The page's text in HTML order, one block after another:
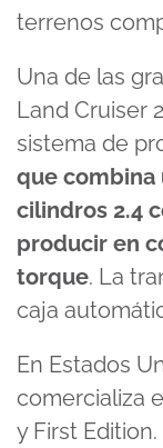
terrenos
Una de las
Land Cruiser
sistema de
que
cilindros 2.4
producir en
torque. La
caja
En Estados
comercializa
y First